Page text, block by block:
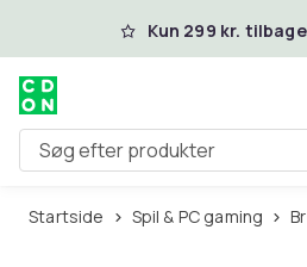
Spring til hovedindhold
Kun 299 kr.
Søg efter produkter
Startside Spil & PC gaming